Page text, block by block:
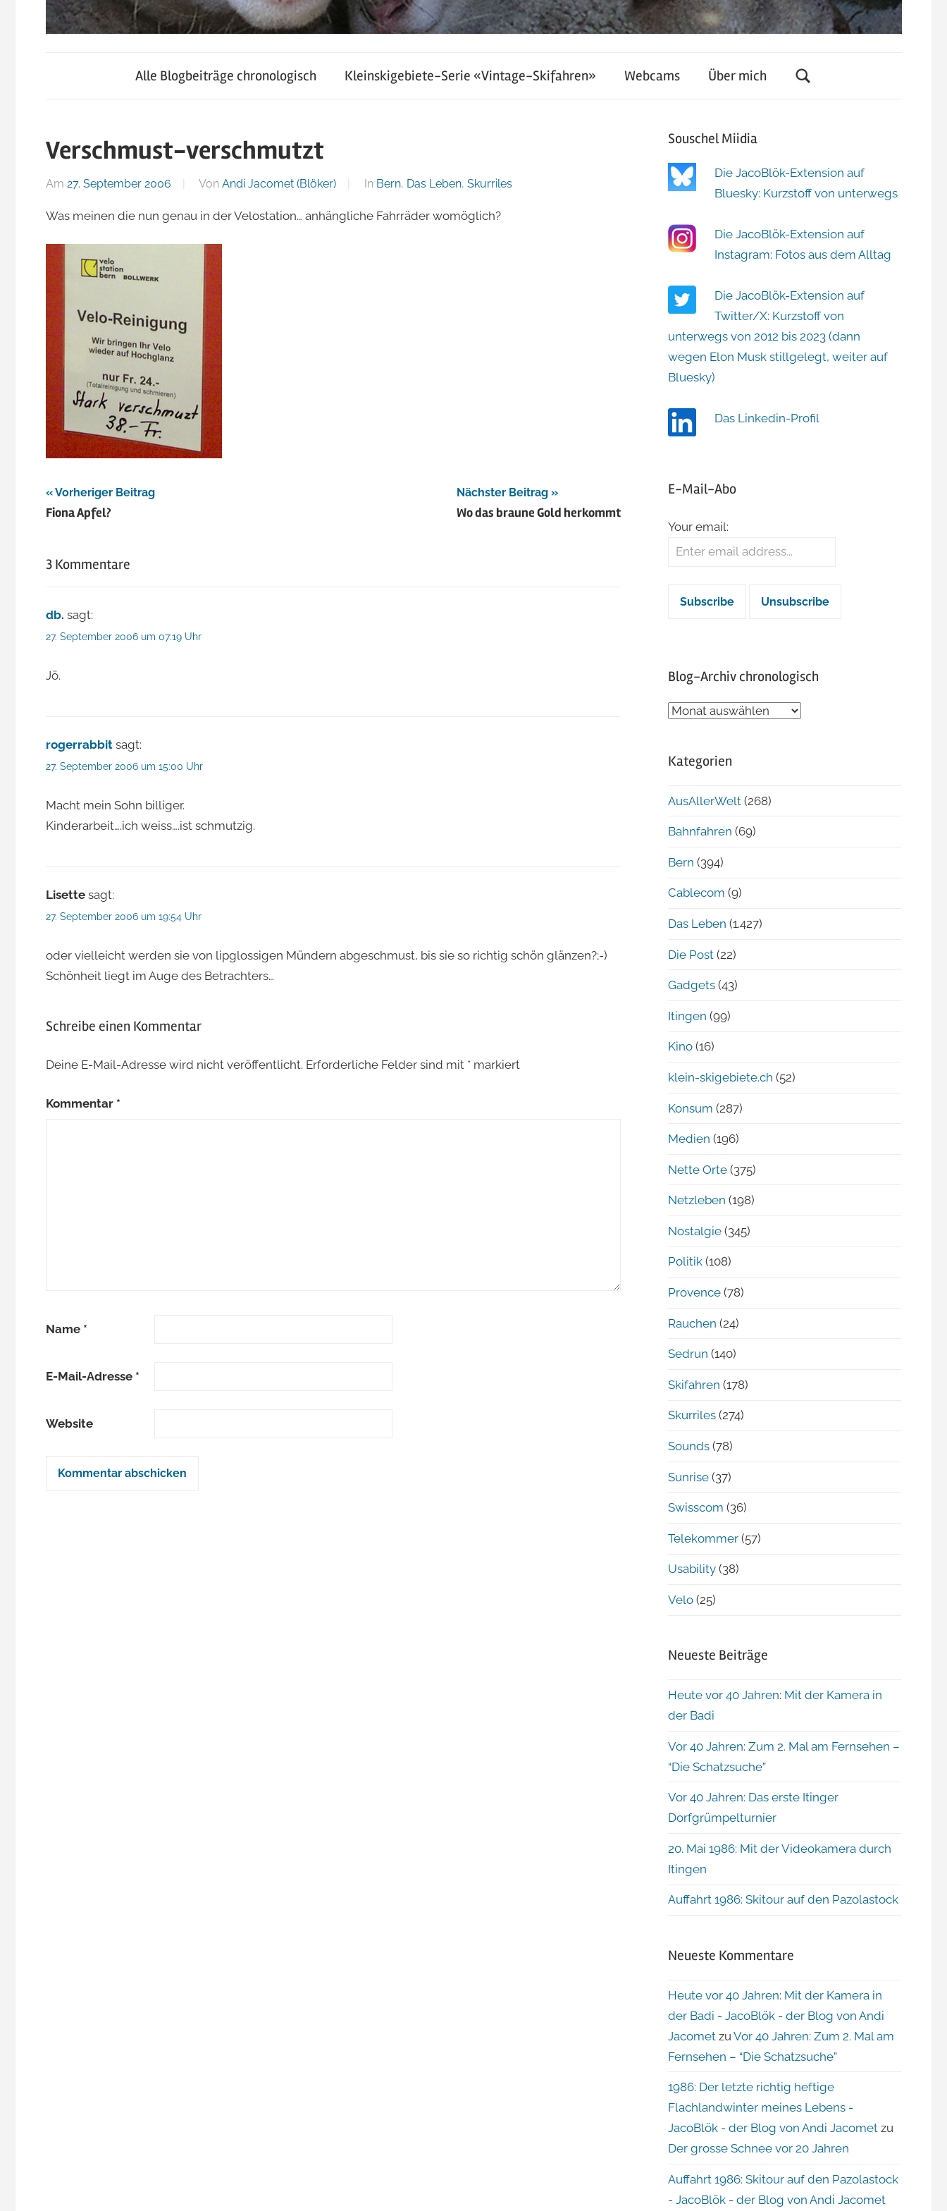
JacoBlök
der
Blog
von
Andi
Jacomet
skigebiete.ch
Alle Blogbeiträge chronologisch Kleinskigebiete-Serie «Vintage-Skifahren» Webcams Über mich
Verschmust-verschmutzt
Am 27. September 2006 Von Andi Jacomet (Blöker) In Bern, Das Leben, Skurriles
Was meinen die nun genau in der Velostation… anhängliche Fahrräder womöglich?
Beitragsnavigation
Vorheriger Beitrag
Fiona Apfel?
Nächster Beitrag
Wo das braune Gold herkommt
3 Kommentare
db. sagt:
27. September 2006 um 07:19 Uhr
Jö.
rogerrabbit sagt:
27. September 2006 um 15:00 Uhr
Macht mein Sohn billiger.
Kinderarbeit….ich weiss….ist schmutzig.
Lisette sagt:
27. September 2006 um 19:54 Uhr
oder vielleicht werden sie von lipglossigen Mündern abgeschmust, bis sie so richtig schön glänzen?;-)
Schönheit liegt im Auge des Betrachters…
Schreibe einen Kommentar
Deine E-Mail-Adresse wird nicht veröffentlicht. Erforderliche Felder sind mit *markiert
Kommentar *
Name *
E-Mail-Adresse *
Website
Souschel Miidia
Die JacoBlök-Extension auf
Bluesky: Kurzstoff von unterwegs
Die JacoBlök-Extension auf
Instagram: Fotos aus dem Alltag
Die JacoBlök-Extension auf
Twitter/X: Kurzstoff von
unterwegs von 2012 bis 2023 (dann
wegen Elon Musk stillgelegt, weiter auf
Bluesky)
Das Linkedin-Profil
E-Mail-Abo
Your email:
Blog-Archiv chronologisch
Blog-
Kategorien
AusAllerWelt (268)
Bahnfahren (69)
Bern (394)
Cablecom (9)
Das Leben (1.427)
Die Post (22)
Gadgets (43)
Itingen (99)
Kino (16)
klein-skigebiete.ch (52)
Konsum (287)
Medien (196)
Nette Orte (375)
Netzleben (198)
Nostalgie (345)
Politik (108)
Provence (78)
Rauchen (24)
Sedrun (140)
Skifahren (178)
Skurriles (274)
Sounds (78)
Sunrise (37)
Swisscom (36)
Telekommer (57)
Usability (38)
Velo (25)
Neueste Beiträge
Heute vor 40 Jahren: Mit der Kamera in
der Badi
Vor 40 Jahren: Zum 2. Mal am Fernsehen –
“Die Schatzsuche”
Vor 40 Jahren: Das erste Itinger
Dorfgrümpelturnier
20. Mai 1986: Mit der Videokamera durch
Itingen
Auffahrt 1986: Skitour auf den Pazolastock
Neueste Kommentare
Heute vor 40 Jahren: Mit der Kamera in
der Badi - JacoBlök - der Blog von Andi
Jacomet zu Vor 40 Jahren: Zum 2. Mal am
Fernsehen – “Die Schatzsuche”
1986: Der letzte richtig heftige
Flachlandwinter meines Lebens -
JacoBlök - der Blog von Andi Jacomet zu
Der grosse Schnee vor 20 Jahren
Auffahrt 1986: Skitour auf den Pazolastock
- JacoBlök - der Blog von Andi Jacomet